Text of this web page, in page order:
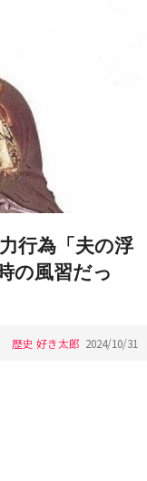
行為「夫の浮
の風習だっ
歴史 好き太郎 2024/10/31